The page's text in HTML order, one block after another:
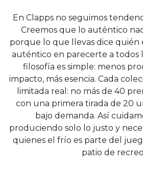
En Clapps no seguimos
Creemos que lo auténtico
porque lo que llevas dice quién
auténtico en parecerte a todos
filosofía es simple: menos
impacto, más esencia. Cada
limitada real: no más de 40
con una primera tirada de 20
bajo demanda. Así
produciendo solo lo justo y
quienes el frío es parte del
patio de